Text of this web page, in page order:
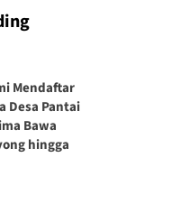
Mendaftar
Desa Pantai
Bawa
hingga